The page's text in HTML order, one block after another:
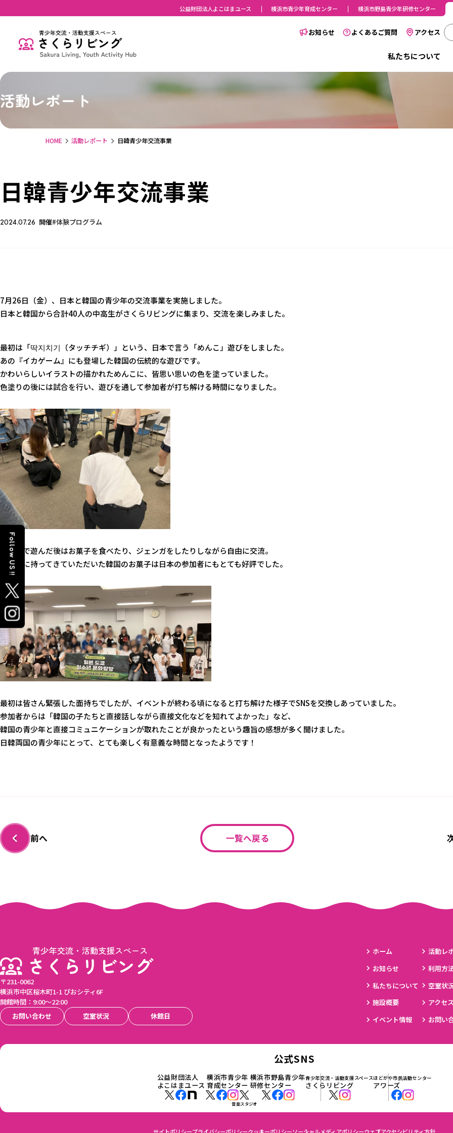
公益財団法人よこはまユース 横浜市青少年育成センター 横浜市野島青少年研修センター
お知らせ よくあるご質問 アクセス
私たちについて
活動レポート
HOME 活動レポート 日韓青少年交流事業
日韓青少年交流事業
2024.07.26 開催 体験プログラム
7月26日（金）、日本と韓国の青少年の交流事業を実施しました。
日本と韓国から合計40人の中高生がさくらリビングに集まり、交流を楽しみました。
最初は「딱지치기（タッチチギ）」という、日本で言う「めんこ」遊びをしました。
あの『イカゲーム』にも登場した韓国の伝統的な遊びです。
かわいらしいイラストの描かれためんこに、皆思い思いの色を塗っていました。
色塗りの後には試合を行い、遊びを通して参加者が打ち解ける時間になりました。
めんこで遊んだ後はお菓子を食べたり、ジェンガをしたりしながら自由に交流。
お土産に持ってきていただいた韓国のお菓子は日本の参加者にもとても好評でした。
最初は皆さん緊張した面持ちでしたが、イベントが終わる頃になると打ち解けた様子でSNSを交換しあっていました。
参加者からは「韓国の子たちと直接話しながら直接文化などを知れてよかった」など、
韓国の青少年と直接コミュニケーションが取れたことが良かったという趣旨の感想が多く聞けました。
日韓両国の青少年にとって、とても楽しく有意義な時間となったようです！
‹ 前へ 一覧へ戻る
Follow US !!
〒231-0062
横浜市中区桜木町1-1 ぴおシティ6F
開館時間：9:00〜22:00
お問い合わせ
空室状況 休館日
ホーム
お知らせ
私たちについて
施設概要
イベント情報
活動レ
利用方
空室状
アクセ
お問い
公式SNS
公益財団法人
よこはまユース
横浜市青少年
育成センター
音楽スタジオ
横浜市野島青少年
研修センター
青少年交流・活動支援スペース
さくらリビング
ほどがや市民活動センター
アワーズ
サイトポリシープライバシーポリシークッキーポリシーソーシャルメディアポリシーウェブアクセシビリティ方針